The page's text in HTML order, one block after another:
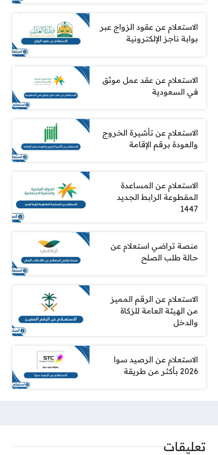
الاستعلام عن عقود الزواج عبر
بوابة ناجز الإلكترونية
الاستعلام عن عقد عمل موثق
في السعودية
الاستعلام عن تأشيرة الخروج
والعودة برقم الإقامة
الاستعلام عن المساعدة
المقطوعة الرابط الجديد
1447
منصة تراضي استعلام عن
حالة طلب الصلح
الاستعلام عن الرقم المميز
من الهيئة العامة للزكاة
والدخل
الاستعلام عن الرصيد سوا
2026 بأكثر من طريقة
تعليقات